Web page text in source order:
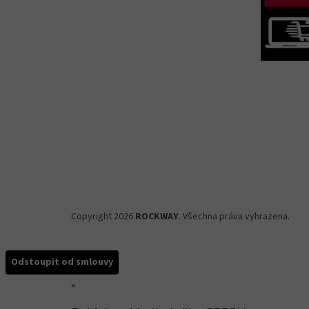
Copyright 2026 ROCKWAY. Všechna práva vyhrazena.
Odstoupit od smlouvy
×